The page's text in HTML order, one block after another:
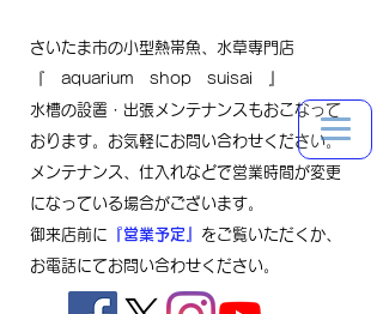
さいたま市の小型熱帯魚、水草専門店
『 aquarium shop suisai 』
水槽の設置・出張メンテナンスもおこなって
おります。お気軽にお問い合わせください。
メンテナンス、仕入れなどで営業時間が変更
になっている場合がございます。
御来店前に 『営業予定』 をご覧いただくか、
お電話にてお問い合わせください。